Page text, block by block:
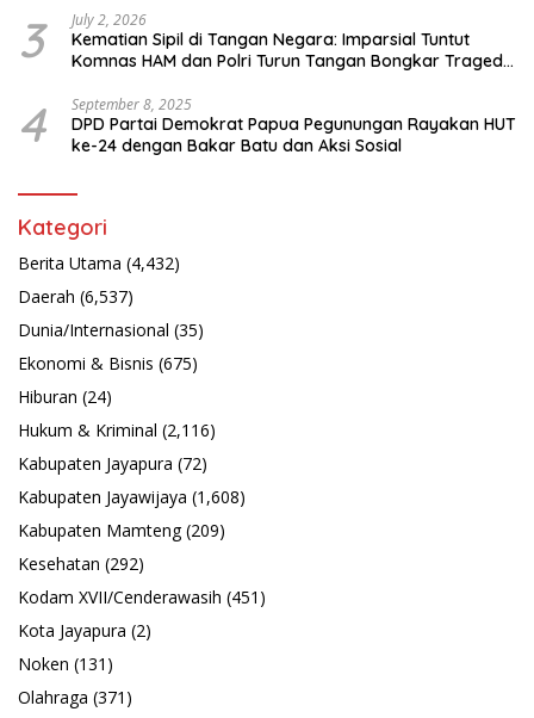
3 July 2, 2026
Kematian Sipil di Tangan Negara: Imparsial Tuntut
Komnas HAM dan Polri Turun Tangan Bongkar Tragedi
4 September 8, 2025
DPD Partai Demokrat Papua Pegunungan Rayakan HUT
ke-24 dengan Bakar Batu dan Aksi Sosial
Kategori
Berita Utama (4,432)
Daerah (6,537)
Dunia/Internasional (35)
Ekonomi & Bisnis (675)
Hiburan (24)
Hukum & Kriminal (2,116)
Kabupaten Jayapura (72)
Kabupaten Jayawijaya (1,608)
Kabupaten Mamteng(209)
Kesehatan (292)
Kodam XVII/Cenderawasih (451)
Kota Jayapura (2)
Noken (131)
Olahraga (371)